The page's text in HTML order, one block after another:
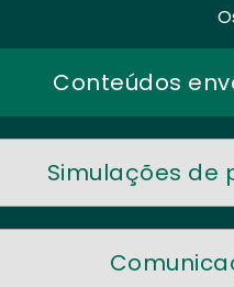
Conteúdos
Simulações de